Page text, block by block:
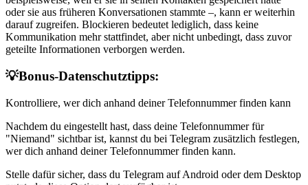
oder sie aus früheren Konversationen stammte –, kann er weiterhin
darauf zugreifen. Blockieren bedeutet lediglich, dass keine
Kommunikation mehr stattfindet, aber nicht unbedingt, dass zuvor
geteilte Informationen verborgen werden.
💡Bonus-Datenschutztipps:
Kontrolliere, wer dich anhand deiner Telefonnummer finden kann
Nachdem du eingestellt hast, dass deine Telefonnummer für
"Niemand" sichtbar ist, kannst du bei Telegram zusätzlich festlegen,
wer dich anhand deiner Telefonnummer finden kann.
Stelle dafür sicher, dass du Telegram auf Android oder dem Desktop